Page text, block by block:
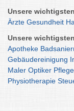
Unsere
Ärzte Gesundheit
Unsere
Apotheke
Gebäudereinigung
Maler Optiker
Physiotherapie